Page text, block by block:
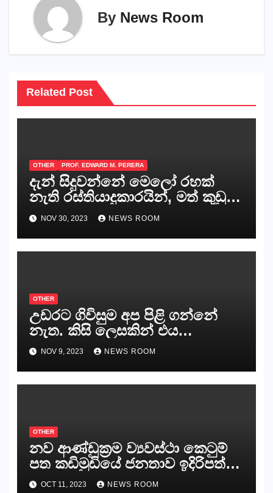
By News Room
Related Post
OTHER PROF. EDWARD M. PERERA
දැන් සිදුවන්නේ මෙලෝ රහක්
නැති රස්තියාදුකාරයින්, මත් කුඩු
ගෙන්වන්නන් සහ අලෙවි
කරන්නන්,කැලෑපාළුවන්, මහජන
නියෝජිතයින්
NOV 30, 2023 NEWS ROOM
OTHER
උඩරට ගිවිසුම අප පිළි ගන්නේ
නැත. කිසි ලෙසකින් එය
නීත්‍යානුකූල ලියවිල්ලක් නො වේ.
සිංහල ප්‍රතිපත්ති කේන්ද්‍රයෙන්
ජනාධිපති දැන් වූ ලිපියෙන්
NOV 9, 2023 NEWS ROOM
OTHER
නව ආණ්ඩුක්‍රම ව්‍යවස්ථා කෙටුම්
පත කඩිමුඩියේ ජනතාව ඉදිරිපත්
කරන්නේ?
OCT 11, 2023 NEWS ROOM